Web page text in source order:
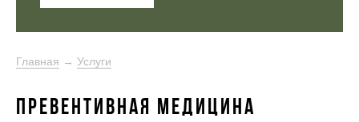
Главная → Услуги
ПРЕВЕНТИВНАЯ МЕДИЦИНА